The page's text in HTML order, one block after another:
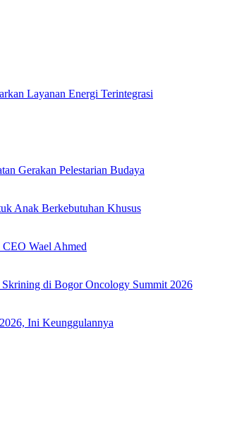
Layanan Energi Terintegrasi
Gerakan Pelestarian Budaya
Anak Berkebutuhan Khusus
Wael Ahmed
di Bogor Oncology Summit 2026
Ini Keunggulannya